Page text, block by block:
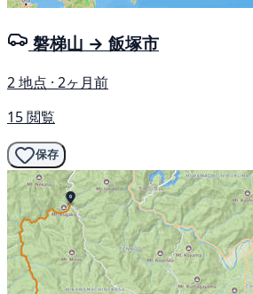
磐梯山 → 飯塚市
2 地点 · 2ヶ月前
15 閲覧
保存